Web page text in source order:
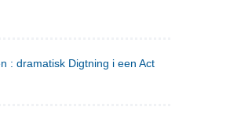
: dramatisk Digtning i een Act